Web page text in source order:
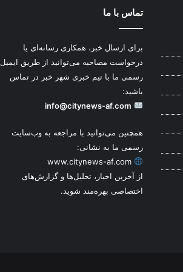
تماس با ما
برای ارسال خبر، همکاری رسانه‌ای یا
درخواست مصاحبه می‌توانید از طریق ایمیل
رسمی ما با تیم خبری شهر خبر در تماس
باشید:
info@citynews-af.com
همچنین می‌توانید با مراجعه به وب‌سایت
رسمی ما به نشانی:
www.citynews-af.com
از آخرین اخبار، تحلیل‌ها و گزارش‌های
اختصاصی بهره‌مند شوید.